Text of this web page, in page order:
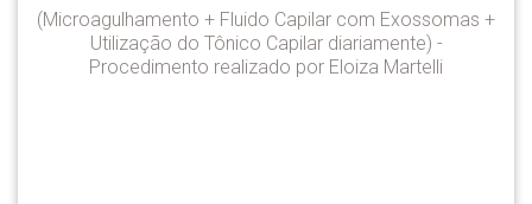
(Microagulhamento + Fluido Capilar com Exossomas +
Utilização do Tônico Capilar diariamente) -
Procedimento realizado por Eloiza Martelli